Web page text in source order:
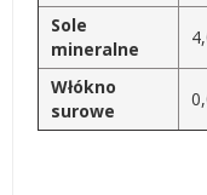
Sole
mineralne
Włókno
surowe